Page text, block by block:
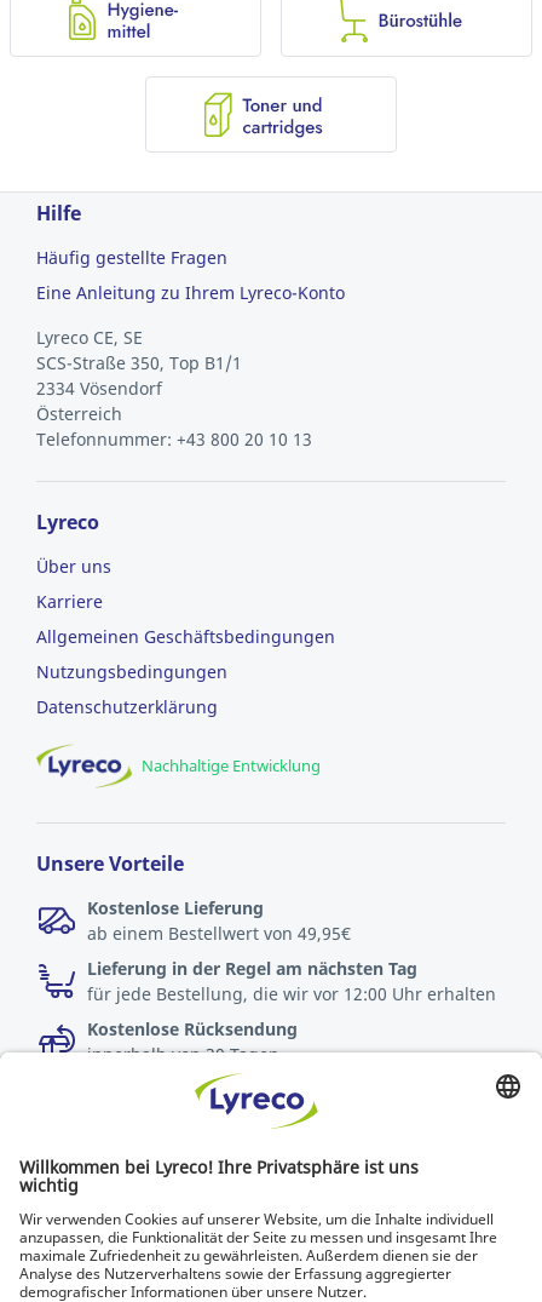
Hilfe
Häufig gestellte Fragen
Eine Anleitung zu Ihrem Lyreco-Konto
Lyreco CE, SE
SCS-Straße 350, Top B1/1
2334 Vösendorf
Österreich
Telefonnummer: +43 800 20 10 13
Lyreco
Über uns
Karriere
Allgemeinen Geschäftsbedingungen
Nutzungsbedingungen
Datenschutzerklärung
Nachhaltige Entwicklung
Unsere Vorteile
Kostenlose Lieferung
ab einem Bestellwert von 49,95€
Lieferung in der Regel am nächsten Tag
für jede Bestellung, die wir vor 12:00 Uhr erhalten
Kostenlose Rücksendung
innerhalb von 30 Tagen
Spezialist für jeden Arbeitsplatz
Die neuesten Nachrichten und Tipps von Experten
Entdecken Sie Lyreco-Lösungen für umweltfreundlichere
Arbeitsplätze